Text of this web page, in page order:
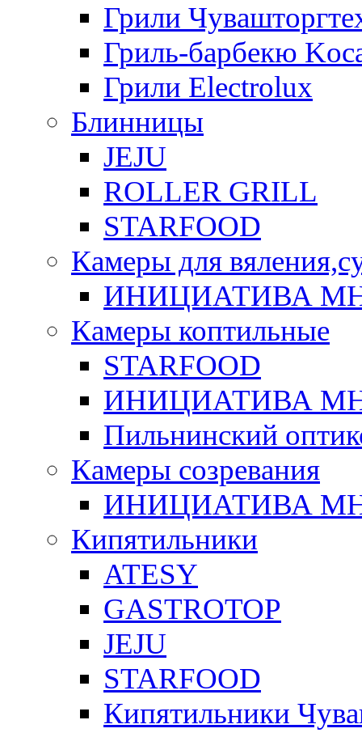
Грили
Гриль-барбекю
Грили Electrolux
Блинницы
JEJU
ROLLER GRILL
STARFOOD
Камеры для
ИНИЦИАТИВА
Камеры коптильные
STARFOOD
ИНИЦИАТИВА
Пильнинский
Камеры созревания
ИНИЦИАТИВА
Кипятильники
ATESY
GASTROTOP
JEJU
STARFOOD
Кипятильники